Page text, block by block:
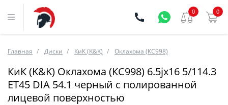
0 0
Главная Диски КиК (K&K) Оклахома (КС998)
КиК (K&K) Оклахома (КС998) 6.5jx16 5/114.3
ET45 DIA 54.1 черный с полированной
лицевой поверхностью